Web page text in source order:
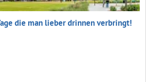
die man lieber drinnen verbringt!